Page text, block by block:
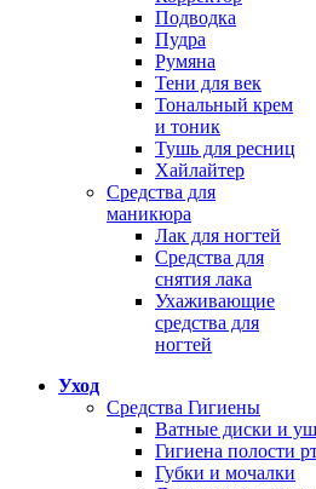
Подводка
Пудра
Румяна
Тени для век
Тональный крем
и тоник
Тушь для ресниц
Хайлайтер
Средства для
маникюра
Лак для ногтей
Средства для
снятия лака
Ухаживающие
средства для
ногтей
Уход
Средства Гигиены
Ватные диски и
Гигиена полости
Губки и мочалки